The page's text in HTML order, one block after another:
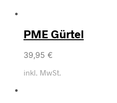
PME Gürtel
39,95 €
inkl. MwSt.